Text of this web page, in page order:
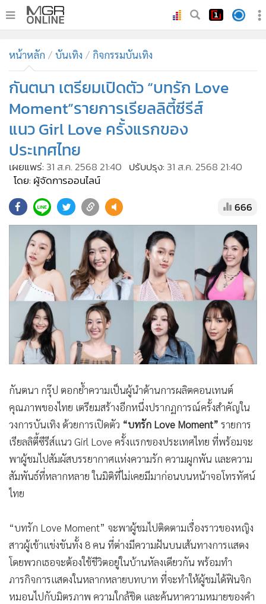
ทันเหตุการณ์
• ภาคใต้
• บันเทิง
• ผู้จัดการรายวัน
• คอลัมนิสต์
• CbizReview
• Cyber BIZ
ผู้จัดกวน
Good health & Well-being
• Green Innovation & SD
• Management & HR
MGR Live
Infographic
การเมือง
• กีฬา
• ต่างประเทศ
• Special Scoop
• เศรษฐกิจ-ธุรกิจ
•
จีน
•
• Motoring
• เกม
• วิทยาศาสตร์
• SMEs
• หุ้น
หน้าหลัก บันเทิง กิจกรรมบันเทิง
กันตนา เตรียมเปิดตัว “บทรัก Love
Moment”รายการเรียลลิตี้ซีรีส์
แนว Girl Love ครั้งแรกของ
ประเทศไทย
เผยแพร่: 31 ส.ค. 2568 21:40 ปรับปรุง: 31 ส.ค. 2568 21:40
โดย: ผู้จัดการออนไลน์
666
กันตนา กรุ๊ป ตอกย้ำความเป็นผู้นำด้านการผลิตคอนเทนต์
คุณภาพของไทย เตรียมสร้างอีกหนึ่งปรากฏการณ์ครั้งสำคัญใน
วงการบันเทิง ด้วยการเปิดตัว “บทรัก Love Moment” รายการ
เรียลลิตี้ซีรีส์แนว Girl Love ครั้งแรกของประเทศไทย ที่พร้อมจะ
พาผู้ชมไปสัมผัสบรรยากาศแห่งความรัก ความผูกพัน และความ
สัมพันธ์ที่หลากหลาย ในมิติที่ไม่เคยมีมาก่อนบนหน้าจอโทรทัศน์
ไทย
“บทรัก Love Moment” จะพาผู้ชมไปติดตามเรื่องราวของหญิง
สาวผู้เข้าแข่งขันทั้ง 8 คน ที่ต่างมีความฝันบนเส้นทางการแสดง
โดยพวกเธอจะต้องใช้ชีวิตอยู่ในบ้านหัลงเดียวกัน พร้อมทำ
ภารกิจการแสดงในหลากหลายบทบาท ที่จะทำให้ผู้ชมได้ฟินจิก
หมอนไปกับมิตรภาพ ความใกล้ชิด และค้นหาความหมายของคำ